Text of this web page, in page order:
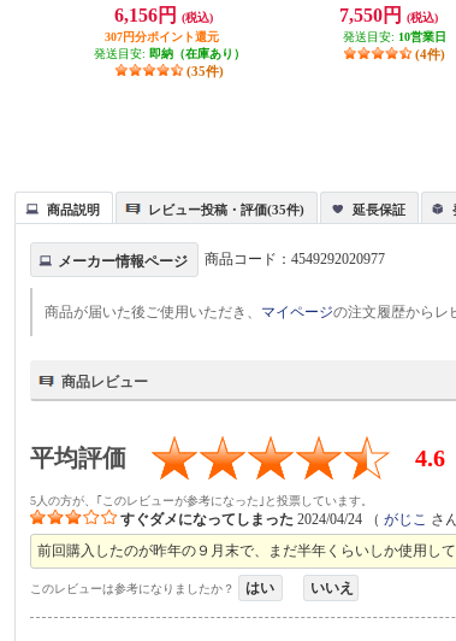
6,156円
(税込)
307円分ポイント還元
発送目安: 即納（在庫あり）
(35件)
7,550円
(税込)
発送目安: 10営業日
(4件)
商品説明 レビュー投稿・評価(35件) 延長保証
メーカー情報ページ 商品コード：4549292020977
商品が届いた後ご使用いただき、 マイページの注文履歴からレ
商品レビュー
平均評価 4.6
5人の方が、｢このレビューが参考になった｣と投票しています。
すぐダメになってしまった 2024/04/24 （がじこ さ
前回購入したのが昨年の９月末で、まだ半年くらいしか使用し
このレビューは参考になりましたか？ はい いいえ